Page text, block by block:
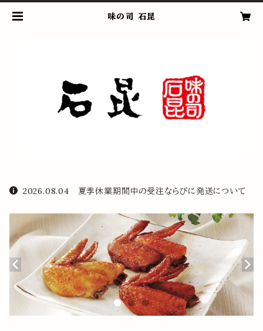
味の司 石昆
2026.08.04 夏季休業期間中の受注ならびに発送について